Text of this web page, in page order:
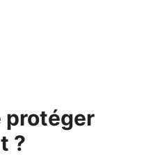
protéger
?